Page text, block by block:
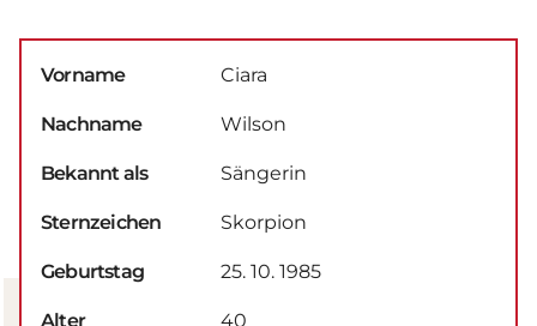
Vorname Ciara
Nachname Wilson
Bekannt als Sängerin
Sternzeichen Skorpion
Geburtstag 25. 10. 1985
Alter 40